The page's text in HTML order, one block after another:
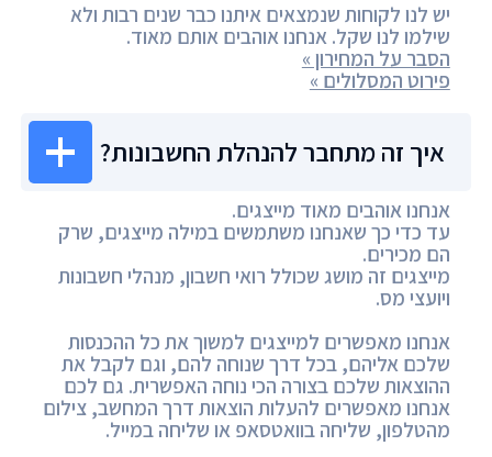
יש לנו לקוחות שנמצאים איתנו כבר שנים רבות ולא
שילמו לנו שקל. אנחנו אוהבים אותם מאוד.
הסבר על המחירון »
פירוט המסלולים »
איך זה מתחבר להנהלת החשבונות?
אנחנו אוהבים מאוד מייצגים.
עד כדי כך שאנחנו משתמשים במילה מייצגים, שרק
הם מכירים.
מייצגים זה מושג שכולל רואי חשבון, מנהלי חשבונות
ויועצי מס.
אנחנו מאפשרים למייצגים למשוך את כל ההכנסות
שלכם אליהם, בכל דרך שנוחה להם, וגם לקבל את
ההוצאות שלכם בצורה הכי נוחה האפשרית. גם לכם
אנחנו מאפשרים להעלות הוצאות דרך המחשב, צילום
מהטלפון, שליחה בוואטסאפ או שליחה במייל.